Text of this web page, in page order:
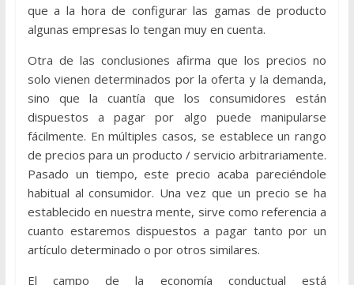
que a la hora de configurar las gamas de producto
algunas empresas lo tengan muy en cuenta.
Otra de las conclusiones afirma que los precios no
solo vienen determinados por la oferta y la demanda,
sino que la cuantía que los consumidores están
dispuestos a pagar por algo puede manipularse
fácilmente. En múltiples casos, se establece un rango
de precios para un producto / servicio arbitrariamente.
Pasado un tiempo, este precio acaba pareciéndole
habitual al consumidor. Una vez que un precio se ha
establecido en nuestra mente, sirve como referencia a
cuanto estaremos dispuestos a pagar tanto por un
artículo determinado o por otros similares.
El campo de la economía conductual está